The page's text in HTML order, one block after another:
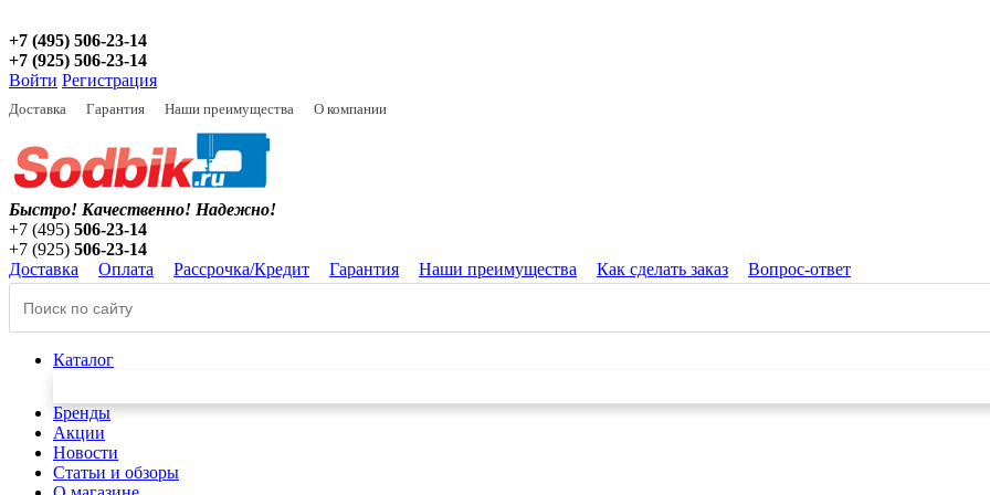
+7 (495) 506-23-14
+7 (925) 506-23-14
Войти Регистрация
Доставка Гарантия Наши преимущества О компании
Быстро! Качественно! Надежно!
+7 (495) 506-23-14
+7 (925) 506-23-14
Доставка
Оплата Рассрочка/Кредит Гарантия Наши преимущества Как сделать заказ Вопрос-ответ
Каталог
Бренды
Акции
Новости
Статьи и обзоры